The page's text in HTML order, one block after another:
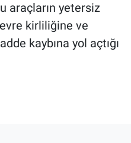
araçların yetersiz
kirliliğine ve
kaybına yol açtığı